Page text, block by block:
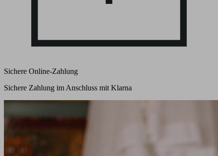
Sichere Online-Zahlung
Sichere Zahlung im Anschluss mit Klarna